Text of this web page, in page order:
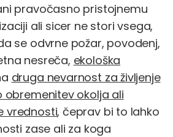
pravočasno pristojnemu
ali sicer ne stori vsega,
se odvrne požar, povodenj,
nesreča, ekološka
druga nevarnost za življenje
obremenitev okolja ali
vrednosti, čeprav bi to lahko
zase ali za koga